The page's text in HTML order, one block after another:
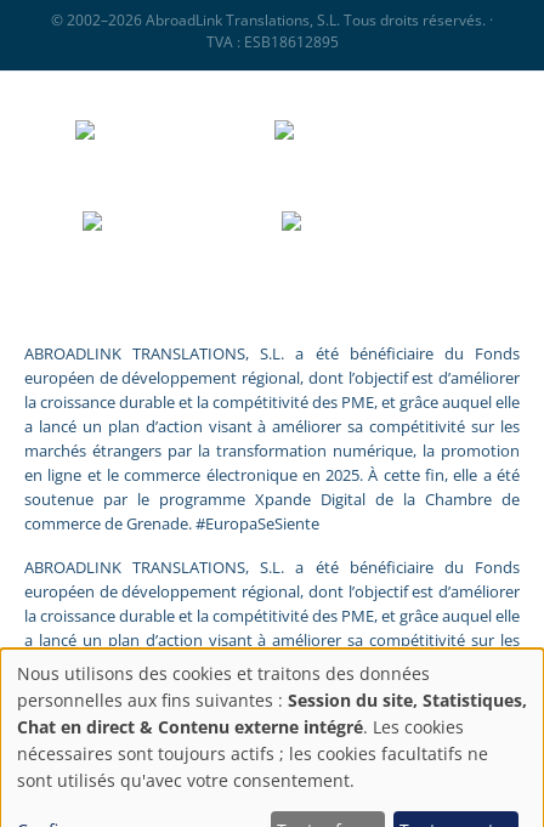
© 2002–2026 AbroadLink Translations, S.L. Tous droits réservés. ·
TVA : ESB18612895
ABROADLINK TRANSLATIONS, S.L. a été bénéficiaire du Fonds
européen de développement régional, dont l’objectif est d’améliorer
la croissance durable et la compétitivité des PME, et grâce auquel elle
a lancé un plan d’action visant à améliorer sa compétitivité sur les
marchés étrangers par la transformation numérique, la promotion
en ligne et le commerce électronique en 2025. À cette fin, elle a été
soutenue par le programme Xpande Digital de la Chambre de
commerce de Grenade. #EuropaSeSiente
ABROADLINK TRANSLATIONS, S.L. a été bénéficiaire du Fonds
européen de développement régional, dont l’objectif est d’améliorer
la croissance durable et la compétitivité des PME, et grâce auquel elle
a lancé un plan d’action visant à améliorer sa compétitivité sur les
marchés étrangers par la transformation numérique, la promotion
soutenue par le programme Pyme Digital de la Chambre de
commerce de Grenade. #EuropaSeSiente
FONDS EUROPÉEN DE DÉVELOPPEMENT RÉGIONAL
Une manière de faire l’Europe
Paramètres
de
Nous utilisons des cookies et traitons des données
personnelles aux fins suivantes : Session du site, Statistiques,
Chat en direct & Contenu externe intégré. Les cookies
nécessaires sont toujours actifs ; les cookies facultatifs ne
sont utilisés qu'avec votre consentement.